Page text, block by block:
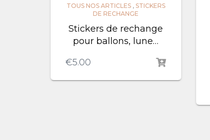
TOUS NOS ARTICLES, STICKERS
DE RECHANGE
Stickers de rechange
pour ballons, lune…
€5.00